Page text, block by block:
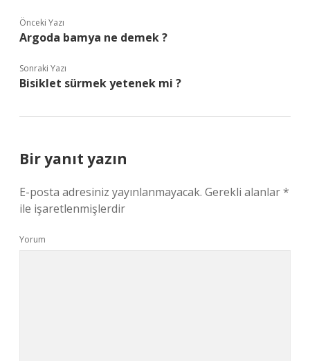
Önceki Yazı
Argoda bamya ne demek ?
Sonraki Yazı
Bisiklet sürmek yetenek mi ?
Bir yanıt yazın
E-posta adresiniz yayınlanmayacak. Gerekli alanlar*
ile işaretlenmişlerdir
Yorum